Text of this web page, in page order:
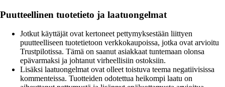
Puutteellinen tuotetieto ja laatuongelmat
Jotkut käyttäjät ovat kertoneet pettymyksestään liittyen
puutteelliseen tuotetietoon verkkokaupoissa, jotka ovat arvioitu
Trustpilotissa. Tämä on saanut asiakkaat tuntemaan olonsa
epävarmaksi ja johtanut virheellisiin ostoksiin.
Lisäksi laatuongelmat ovat olleet toistuva teema negatiivisissa
kommenteissa. Tuotteiden odotettua heikompi laatu on